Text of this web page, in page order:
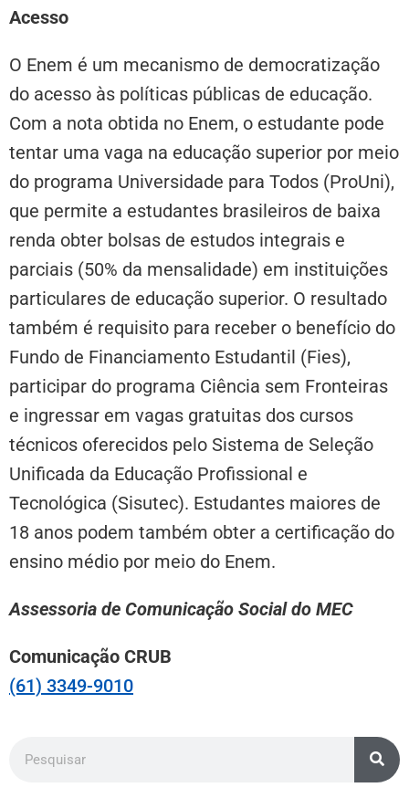
Acesso
O Enem é um mecanismo de democratização
do acesso às políticas públicas de educação.
Com a nota obtida no Enem, o estudante pode
tentar uma vaga na educação superior por meio
do programa Universidade para Todos (ProUni),
que permite a estudantes brasileiros de baixa
renda obter bolsas de estudos integrais e
parciais (50% da mensalidade) em instituições
particulares de educação superior. O resultado
também é requisito para receber o benefício do
Fundo de Financiamento Estudantil (Fies),
participar do programa Ciência sem Fronteiras
e ingressar em vagas gratuitas dos cursos
técnicos oferecidos pelo Sistema de Seleção
Unificada da Educação Profissional e
Tecnológica (Sisutec). Estudantes maiores de
18 anos podem também obter a certificação do
ensino médio por meio do Enem.
Assessoria de Comunicação Social do MEC
Comunicação CRUB
(61) 3349-9010